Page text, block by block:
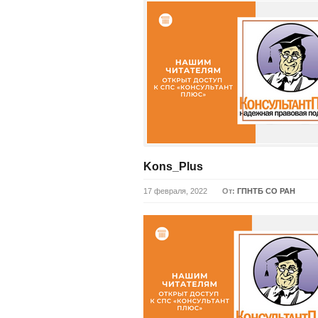
Kons_Plus
17 февраля, 2022 От: ГПНТБ СО РАН